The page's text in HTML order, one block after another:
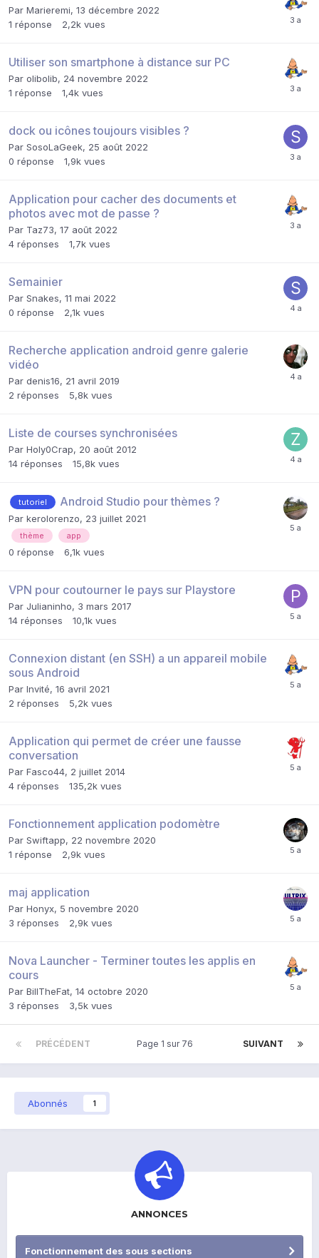
Par Marieremi, 13 décembre 2022
1 réponse 2,2k vues
Utiliser son smartphone à distance sur PC
Par olibolib, 24 novembre 2022
1 réponse 1,4k vues
dock ou icônes toujours visibles ?
Par SosoLaGeek, 25 août 2022
0 réponse 1,9k vues
Application pour cacher des documents et
photos avec mot de passe ?
Par Taz73, 17 août 2022
4 réponses 1,7k vues
Semainier
Par Snakes, 11 mai 2022
0 réponse 2,1k vues
Recherche application android genre galerie
vidéo
Par denis16, 21 avril 2019
2 réponses 5,8k vues
Liste de courses synchronisées
Par Holy0Crap, 20 août 2012
14 réponses 15,8k vues
tutoriel Android Studio pour thèmes ?
Par kerolorenzo, 23 juillet 2021
thème app
0 réponse 6,1k vues
VPN pour coutourner le pays sur Playstore
Par Julianinho, 3 mars 2017
14 réponses 10,1k vues
Connexion distant (en SSH) a un appareil mobile
sous Android
Par Invité, 16 avril 2021
2 réponses 5,2k vues
Application qui permet de créer une fausse
conversation
Par Fasco44, 2 juillet 2014
4 réponses 135,2k vues
Fonctionnement application podomètre
Par Swiftapp, 22 novembre 2020
1 réponse 2,9k vues
maj application
Par Honyx, 5 novembre 2020
3 réponses 2,9k vues
Nova Launcher - Terminer toutes les applis en
cours
Par BillTheFat, 14 octobre 2020
3 réponses 3,5k vues
PRÉCÉDENT SUIVANT
Page 1 sur 76
Abonnés 1
ANNONCES
Fonctionnement des sous sections